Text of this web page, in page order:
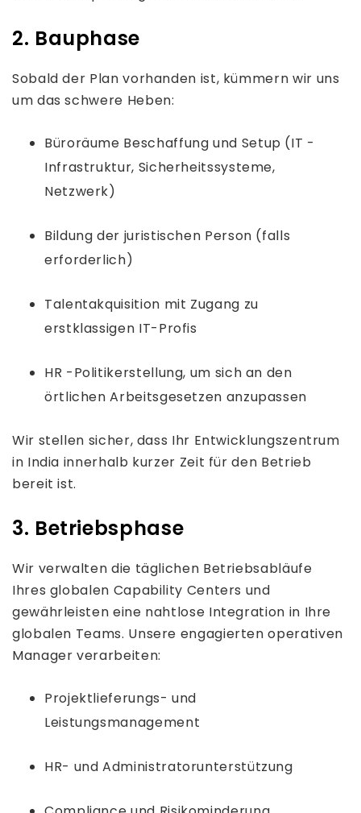
2. Bauphase
Sobald der Plan vorhanden ist, kümmern wir uns
um das schwere Heben:
Büroräume Beschaffung und Setup (IT -
Infrastruktur, Sicherheitssysteme,
Netzwerk)
Bildung der juristischen Person (falls
erforderlich)
Talentakquisition mit Zugang zu
erstklassigen IT-Profis
HR -Politikerstellung, um sich an den
örtlichen Arbeitsgesetzen anzupassen
Wir stellen sicher, dass Ihr Entwicklungszentrum
in India innerhalb kurzer Zeit für den Betrieb
bereit ist.
3. Betriebsphase
Wir verwalten die täglichen Betriebsabläufe
Ihres globalen Capability Centers und
gewährleisten eine nahtlose Integration in Ihre
globalen Teams. Unsere engagierten operativen
Manager verarbeiten:
Projektlieferungs- und
Leistungsmanagement
HR- und Administratorunterstützung